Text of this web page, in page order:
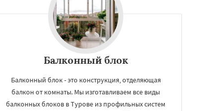
Балконный блок
Балконный блок - это конструкция, отделяющая
балкон от комнаты. Мы изготавливаем все виды
балконных блоков в Турове из профильных систем